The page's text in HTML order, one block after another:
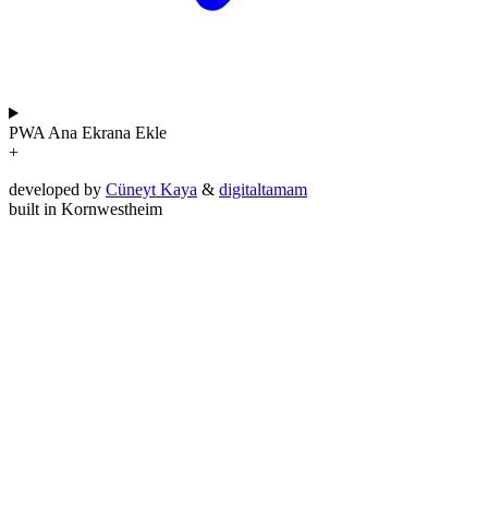
PWA Ana Ekrana Ekle
+
developed by Cüneyt Kaya & digitaltamam
built in Kornwestheim